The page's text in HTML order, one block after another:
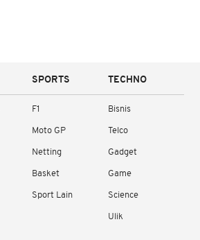
SPORTS
F1
Moto GP
Netting
Basket
Sport Lain
TECHNO
Bisnis
Telco
Gadget
Game
Science
Ulik